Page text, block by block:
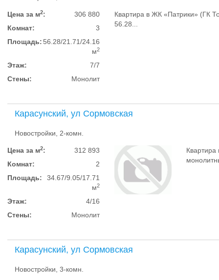
Цена за м2:
306 880
Комнат:
3
Площадь: 56.28/21.71/24.16
м2
Этаж:
7/7
Стены:
Монолит
Квартира в ЖК «Патрики» (ГК
56.28...
Карасунский, ул Сормовская
Новостройки, 2-комн.
Цена за м2:
312 893
Комнат:
2
Площадь:
34.67/9.05/17.71
м2
Этаж:
4/16
Стены:
Монолит
Карасунский, ул Сормовская
Новостройки, 3-комн.